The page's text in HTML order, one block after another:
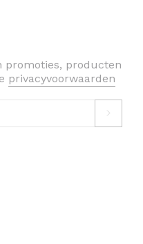
promoties, producten
privacyvoorwaarden